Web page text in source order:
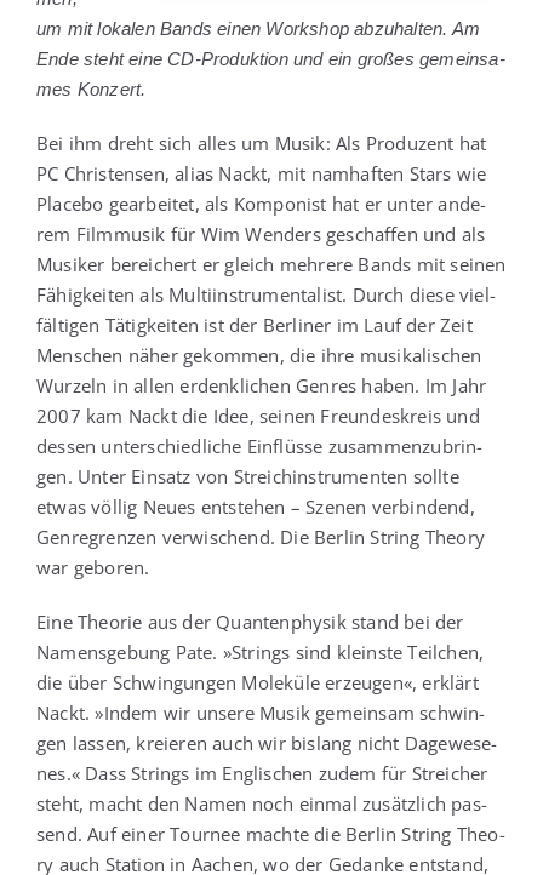
um mit loka­len Bands einen Work­shop abzu­hal­ten. Am
Ende steht eine CD-Pro­duk­ti­on und ein gro­ßes gemein­sa­
mes Konzert.
Bei ihm dreht sich alles um Musik: Als Pro­du­zent hat
PC Chris­ten­sen, ali­as Nackt, mit nam­haf­ten Stars wie
Pla­ce­bo gear­bei­tet, als Kom­po­nist hat er unter ande­
rem Film­mu­sik für Wim Wen­ders geschaf­fen und als
Musi­ker berei­chert er gleich meh­re­re Bands mit sei­nen
Fähig­kei­ten als Mul­ti­in­stru­men­ta­list. Durch die­se viel­
fäl­ti­gen Tätig­kei­ten ist der Ber­li­ner im Lauf der Zeit
Men­schen näher gekom­men, die ihre musi­ka­li­schen
Wur­zeln in allen erdenk­li­chen Gen­res haben. Im Jahr
2007 kam Nackt die Idee, sei­nen Freun­des­kreis und
des­sen unter­schied­li­che Ein­flüs­se zusam­men­zu­brin­
gen. Unter Ein­satz von Streich­in­stru­men­ten soll­te
etwas völ­lig Neu­es ent­ste­hen – Sze­nen ver­bin­dend,
Gen­re­gren­zen ver­wi­schend. Die Ber­lin String Theo­ry
war geboren.
Eine Theo­rie aus der Quan­ten­phy­sik stand bei der
Namens­ge­bung Pate. »Strings sind kleins­te Teil­chen,
die über Schwin­gun­gen Mole­kü­le erzeu­gen«, erklärt
Nackt. »Indem wir unse­re Musik gemein­sam schwin­
gen las­sen, kre­ieren auch wir bis­lang nicht Dage­we­se­
nes.« Dass Strings im Eng­li­schen zudem für Strei­cher
steht, macht den Namen noch ein­mal zusätz­lich pas­
send. Auf einer Tour­nee mach­te die Ber­lin String Theo­
ry auch Sta­ti­on in Aachen, wo der Gedan­ke ent­stand,